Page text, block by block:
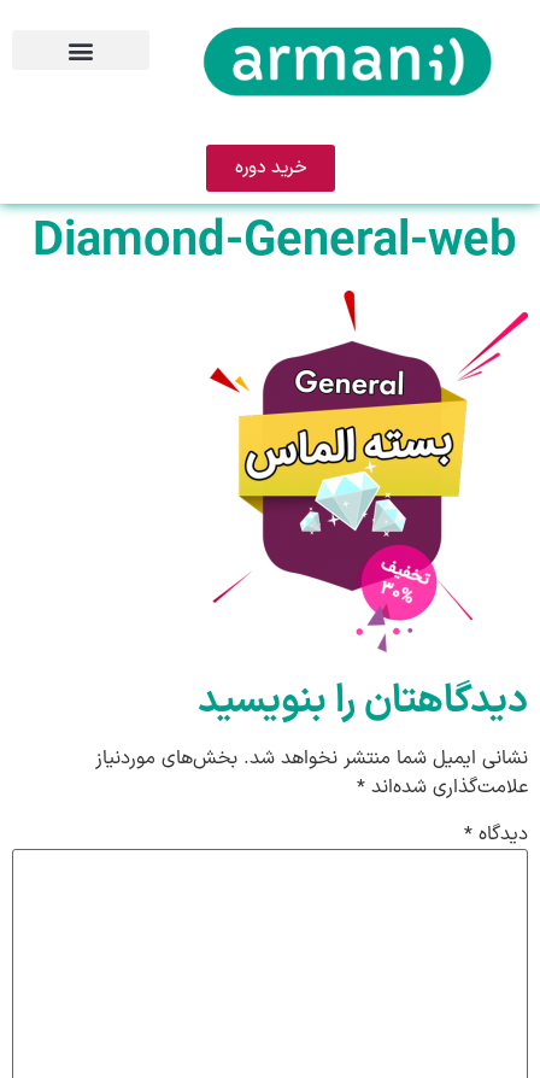
خرید دوره
Diamond-General-web
دیدگاهتان را بنویسید
نشانی ایمیل شما منتشر نخواهد شد. بخش‌های موردنیاز
علامت‌گذاری شده‌اند *
دیدگاه *